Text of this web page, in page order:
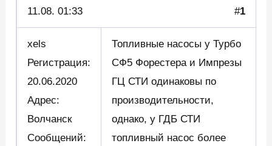
11.08. 01:33 #1
xels
Регистрация:
20.06.2020
Адрес:
Волчанск
Сообщений:
Топливные насосы у Турбо
СФ5 Форестера и Импрезы
ГЦ СТИ одинаковы по
производительности,
однако, у ГДБ СТИ
топливный насос более